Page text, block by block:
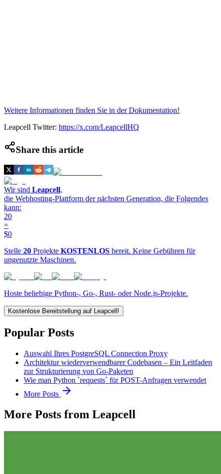
Weitere Informationen finden Sie in der Dokumentation!
Leapcell Twitter: https://x.com/LeapcellHQ
Share this article
Wir sind Leapcell,
die Webhosting-Plattform der nächsten Generation, die Folgendes
kann:
20
=
$0
Stelle 20 Projekte KOSTENLOS bereit. Keine Gebühren für
ungenutzte Maschinen.
Hoste beliebige Python-, Go-, Rust- oder Node.js-Projekte.
Kostenlose Bereitstellung auf Leapcell!
Popular Posts
Auswahl Ihres PostgreSQL Connection Proxy
Architektur wiederverwendbarer Codebasen – Ein Leitfaden
zur Strukturierung von Go-Paketen
Wie man Python `requests` für POST-Anfragen verwendet
More Posts
More Posts from Leapcell